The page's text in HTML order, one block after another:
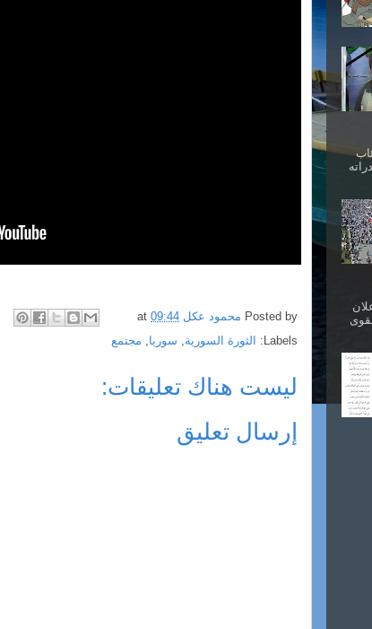
Posted by محمود عكل at 09:44
Labels:
الثورة السورية سوريا مجتمع
ليست هناك تعليقات:
إرسال تعليق